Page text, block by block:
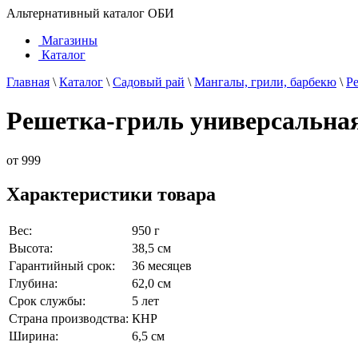
Альтернативный каталог ОБИ
Магазины
Каталог
Главная \ Каталог \ Садовый рай \ Мангалы, грили, барбекю \
Решетка-гриль
от 999
Характеристики товара
Вес:
950 г
Высота:
38,5 см
Гарантийный срок:
36 месяцев
Глубина:
62,0 см
Срок службы:
5 лет
Страна производства: КНР
Ширина:
6,5 см